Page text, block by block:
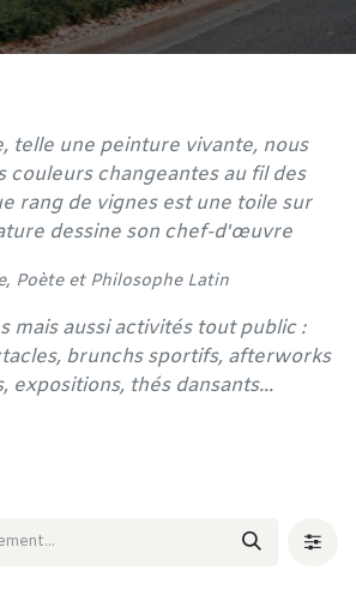
telle une peinture vivante, nous
couleurs changeantes au fil des
rang de vignes est une toile sur
dessine son chef-d'œuvre
Poète et Philosophe Latin
mais aussi activités tout public :
brunchs sportifs, afterworks
expositions, thés dansants...